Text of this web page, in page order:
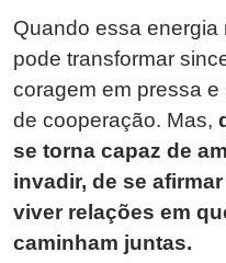
Quando essa
pode transformar
coragem em pressa
de cooperação. Mas,
se torna capaz de
invadir, de se
viver relações em
caminham juntas.